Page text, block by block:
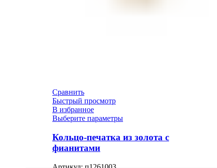
Сравнить
Быстрый просмотр
В избранное
Выберите параметры
Кольцо-печатка из золота с
фианитами